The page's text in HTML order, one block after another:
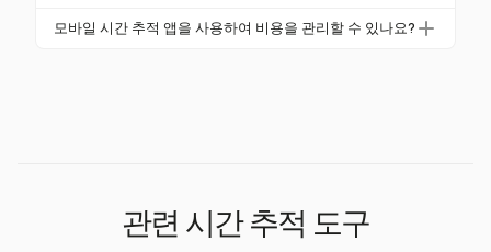
시 할인 혜택을 제공하여 팀이 성장함에 따라 비용 효
GPS 추적과 같은 기능은 한 직원이 다른 직원 대신 출
모바일 시간 추적 앱을 사용하여 비용을 관리할 수 있나요?
관련 시간 추적 도구